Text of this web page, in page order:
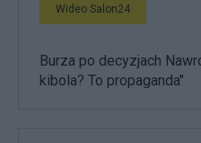
Wideo Salon24
Burza po decyzjach
kibola? To propaganda"